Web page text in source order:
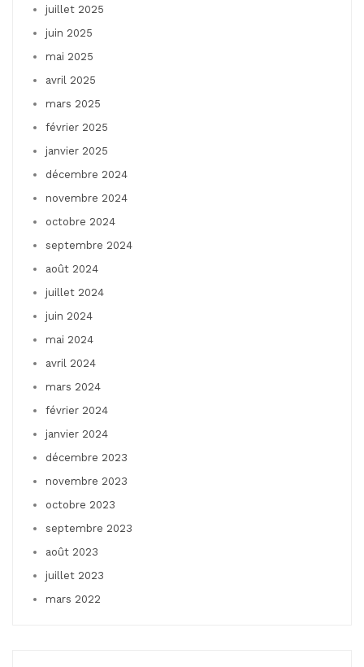
juillet 2025
juin 2025
mai 2025
avril 2025
mars 2025
février 2025
janvier 2025
décembre 2024
novembre 2024
octobre 2024
septembre 2024
août 2024
juillet 2024
juin 2024
mai 2024
avril 2024
mars 2024
février 2024
janvier 2024
décembre 2023
novembre 2023
octobre 2023
septembre 2023
août 2023
juillet 2023
mars 2022